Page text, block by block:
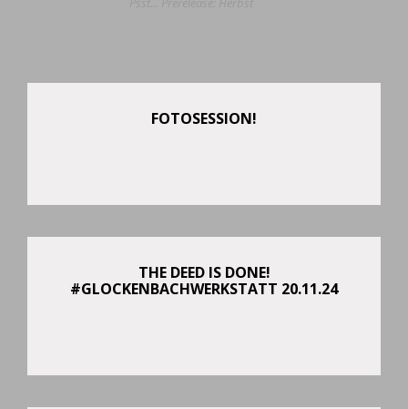
FOTOSESSION!
THE DEED IS DONE!
#GLOCKENBACHWERKSTATT 20.11.24